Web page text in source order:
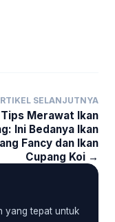
SELANJUTNYA
Tips Merawat Ikan
Ini Bedanya Ikan
Fancy dan Ikan
Cupang Koi →
yang tepat untuk